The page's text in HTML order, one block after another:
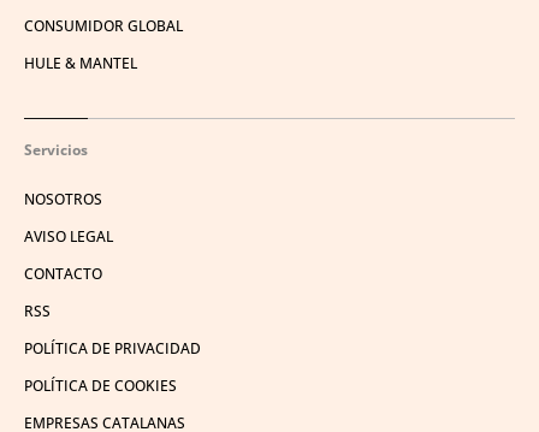
CONSUMIDOR GLOBAL
HULE & MANTEL
Servicios
NOSOTROS
AVISO LEGAL
CONTACTO
RSS
POLÍTICA DE PRIVACIDAD
POLÍTICA DE COOKIES
EMPRESAS CATALANAS